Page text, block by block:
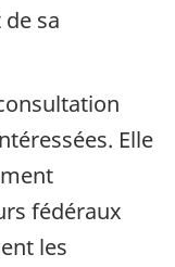
sa
Elle
fédéraux
les